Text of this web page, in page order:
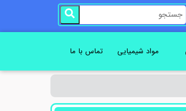
مواد شیمیایی تماس با ما